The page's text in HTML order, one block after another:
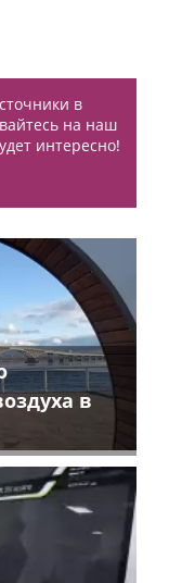
в
на наш
интересно!
в